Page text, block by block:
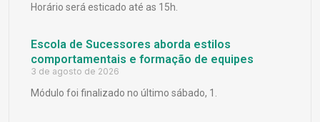
Horário será esticado até as 15h.
Escola de Sucessores aborda estilos
comportamentais e formação de equipes
3 de agosto de 2026
Módulo foi finalizado no último sábado, 1.